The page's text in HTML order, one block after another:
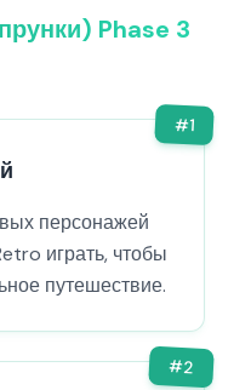
Phase 3
#1
персонажей
играть, чтобы
путешествие.
#2